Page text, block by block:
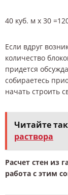
40 куб. м x 30
Если вдруг
количество
придется
собираетесь
начать строить
Читайте
раствора
Расчет стен из
работа с этим